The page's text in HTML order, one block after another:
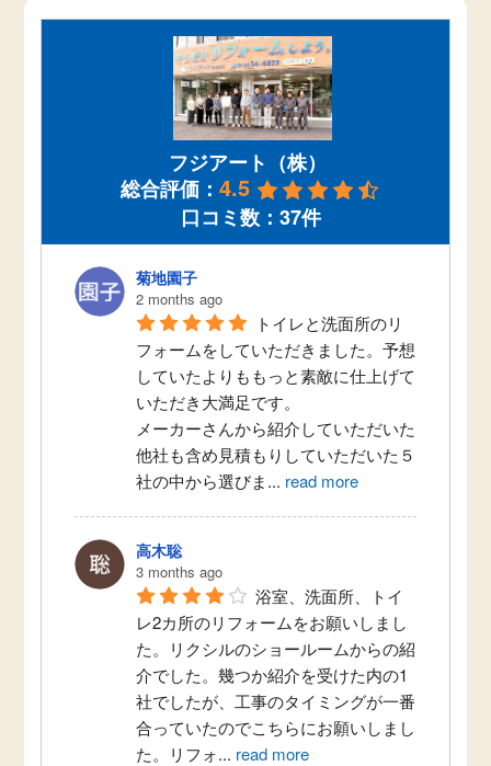
フジアート（株）
総合評価： 4.5
口コミ数：37件
菊地園子
2 months ago
トイレと洗面所のリ
フォームをしていただきました。予想
していたよりももっと素敵に仕上げて
いただき大満足です。
メーカーさんから紹介していただいた
他社も含め見積もりしていただいた５
社の中から選びま... read more
高木聡
3 months ago
浴室、洗面所、トイ
レ2カ所のリフォームをお願いしまし
た。リクシルのショールームからの紹
介でした。幾つか紹介を受けた内の1
社でしたが、工事のタイミングが一番
合っていたのでこちらにお願いしまし
た。リフォ... read more